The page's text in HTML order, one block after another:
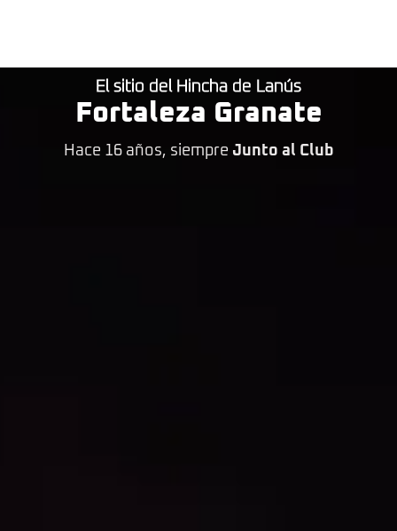
El sitio del Hincha de Lanús
Fortaleza Granate
Hace 16 años, siempre Junto al Club